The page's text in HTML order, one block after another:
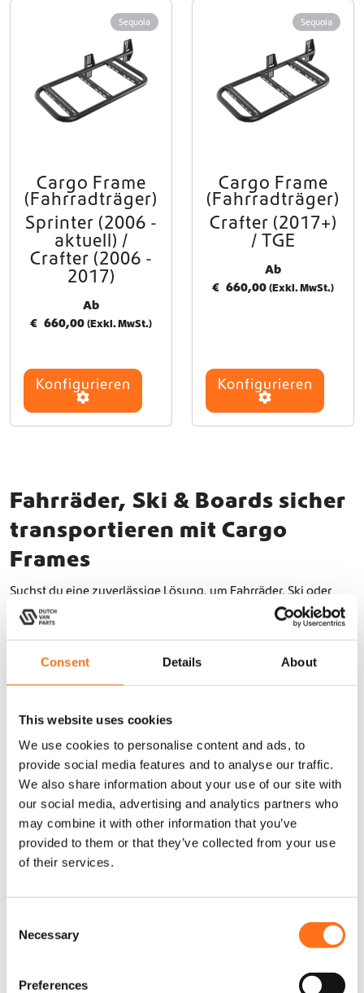
Consent Details About
This website uses cookies
We use cookies to personalise content and ads, to
provide social media features and to analyse our traffic.
We also share information about your use of our site with
our social media, advertising and analytics partners who
may combine it with other information that you’ve
provided to them or that they’ve collected from your use
of their services.
Necessary
Preferences
Sequoia
Cargo Frame
(Fahrradträger)
Sprinter (2006 -
aktuell) /
Crafter (2006 -
2017)
Ab
€ 660,00 (Exkl. MwSt.)
Konfigurieren
Sequoia
Cargo Frame
(Fahrradträger)
Crafter (2017+)
/ TGE
Ab
€ 660,00 (Exkl. MwSt.)
Konfigurieren
Fahrräder, Ski & Boards sicher
transportieren mit Cargo
Frames
Suchst du eine zuverlässige Lösung, um Fahrräder, Ski oder
Kite-/Snowboards mit deinem Camper zu transportieren?
Dutch Van Parts bietet hochwertige Transportträger, die
speziell für den Mercedes Sprinter, VW Crafter und andere
Offroad-Abenteuer und Overlanding-Reisen.
Hergestellt aus wetterbeständigen Materialien, schützen
unsere Transportträger deine Ausrüstung zuverlässig – egal ob
in den Bergen oder an der Küste. Dank des modularen Designs
sind sie einfach zu montieren und flexibel einsetzbar.
Rüste deinen Camper für das nächste Abenteuer mit einem
Cargo Frame von Dutch Van Parts – perfekt für alle, die mehr